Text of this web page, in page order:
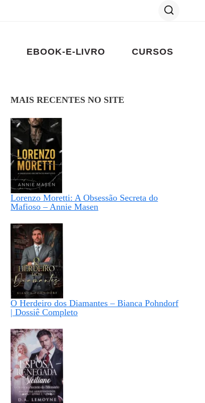
EBOOK-E-LIVRO CURSOS
MAIS RECENTES NO SITE
Lorenzo Moretti: A Obsessão Secreta do
Mafioso – Annie Masen
O Herdeiro dos Diamantes – Bianca Pohndorf
| Dossiê Completo